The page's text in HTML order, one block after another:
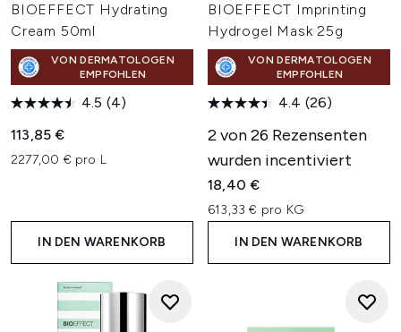
BIOEFFECT Hydrating
Cream 50ml
VON DERMATOLOGEN
EMPFOHLEN
4.5 (4)
113,85 €
2277,00 € pro L
IN DEN WARENKORB
BIOEFFECT Imprinting
Hydrogel Mask 25g
VON DERMATOLOGEN
EMPFOHLEN
4.4 (26)
2 von 26 Rezensenten
wurden incentiviert
18,40 €
613,33 € pro KG
IN DEN WARENKORB